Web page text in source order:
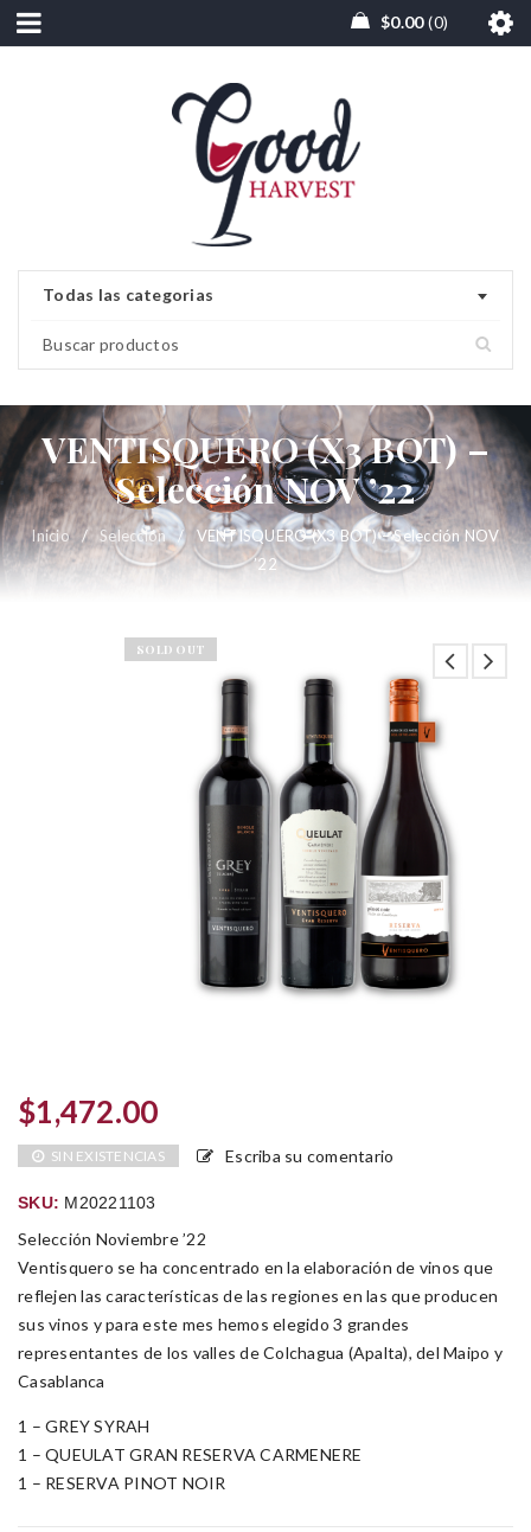
$0.00 0
Todas las categorias
VENTISQUERO (X3 BOT) –
Selección NOV ’22
Inicio / Selección /
VENTISQUERO (X3 BOT) – Selección NOV
’22
SOLD OUT
$1,472.00
SIN EXISTENCIAS Escriba su comentario
SKU: M20221103
Selección Noviembre ’22
Ventisquero se ha concentrado en la elaboración de vinos que
reflejen las características de las regiones en las que producen
sus vinos y para este mes hemos elegido 3 grandes
representantes de los valles de Colchagua (Apalta), del Maipo y
Casablanca
1 – GREY SYRAH
1 – QUEULAT GRAN RESERVA CARMENERE
1 – RESERVA PINOT NOIR